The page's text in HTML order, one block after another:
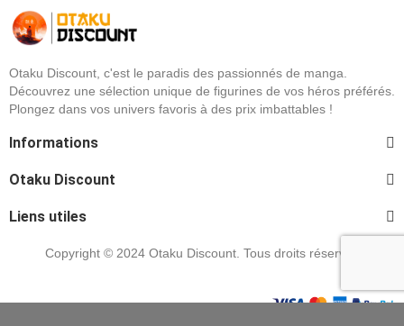
Otaku Discount, c'est le paradis des passionnés de manga.
Découvrez une sélection unique de figurines de vos héros préférés.
Plongez dans vos univers favoris à des prix imbattables !
Informations
Otaku Discount
Liens utiles
Copyright © 2024 Otaku Discount. Tous droits réservés